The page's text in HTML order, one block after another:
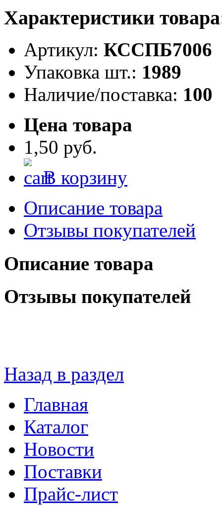
Характеристики
Артикул: КССПБ7006
Упаковка шт.: 1989
Наличие/поставка: 100
Цена товара
1,50 руб.
В корзину
Описание товара
Отзывы покупателей
Описание товара
Отзывы покупателей
Назад в раздел
Главная
Каталог
Новости
Поставки
Прайс-лист